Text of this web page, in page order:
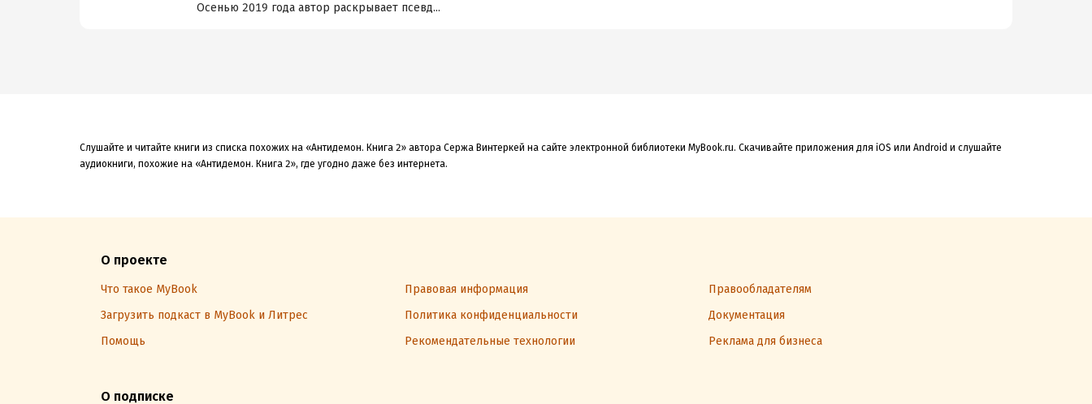
Осенью 2019 года автор раскрывает псевд...
Слушайте и читайте книги из списка похожих на «Антидемон. Книга 2» автора Сержа Винтеркей на сайте электронной библиотеки MyBook.ru. Скачивайте приложения для iOS или Android и слушайте
аудиокниги, похожие на «Антидемон. Книга 2», где угодно даже без интернета.
О проекте
Что такое MyBook Правовая информация
Правообладателям
Загрузить подкаст в MyBook и Литрес
Политика конфиденциальности
Документация
Помощь
Рекомендательные технологии Реклама для бизнеса
О подписке